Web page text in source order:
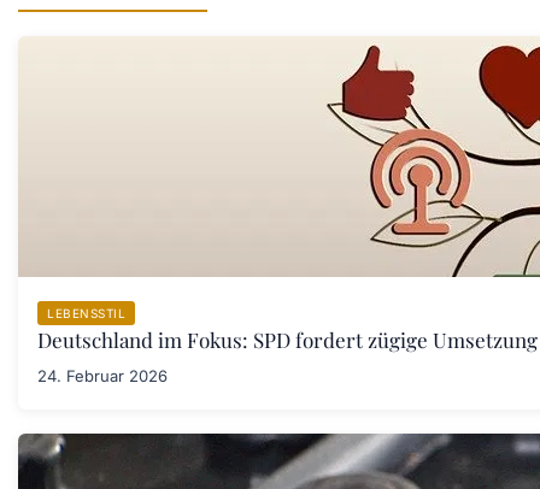
LEBENSSTIL
Deutschland im Fokus: SPD fordert zügige
24. Februar 2026